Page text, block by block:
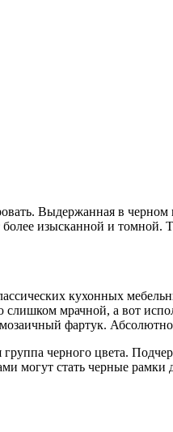
Выдержанная в
изысканной и
кухонных
мрачной, а вот
фартук.
черного цвета.
могут стать черные